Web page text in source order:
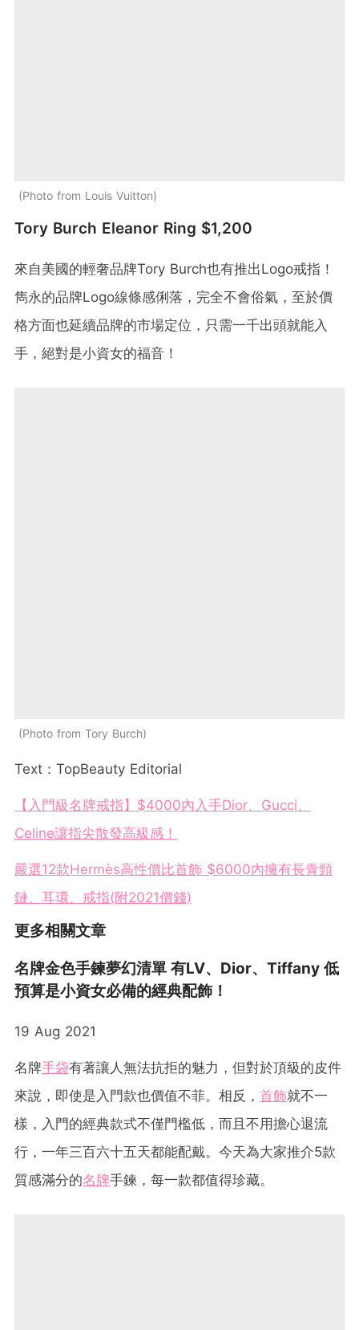
Photo from Louis Vuitton
Tory Burch Eleanor Ring $1,200
來自美國的輕奢品牌Tory Burch也有推出Logo戒指！
雋永的品牌Logo線條感俐落，完全不會俗氣，至於價
格方面也延續品牌的市場定位，只需一千出頭就能入
手，絕對是小資女的福音！
Photo from Tory Burch
Text：TopBeauty Editorial
【入門級名牌戒指】$4000內入手Dior、Gucci、
Celine讓指尖散發高級感！
嚴選12款Hermès高性價比首飾 $6000內擁有長青頸
鏈、耳環、戒指(附2021價錢)
更多相關文章
名牌金色手鍊夢幻清單 有LV、Dior、Tiffany 低
預算是小資女必備的經典配飾！
19 Aug 2021
名牌手袋有著讓人無法抗拒的魅力，但對於頂級的皮件
來說，即使是入門款也價值不菲。相反， 首飾就不一
樣，入門的經典款式不僅門檻低，而且不用擔心退流
行，一年三百六十五天都能配戴。今天為大家推介5款
質感滿分的名牌手鍊，每一款都值得珍藏。